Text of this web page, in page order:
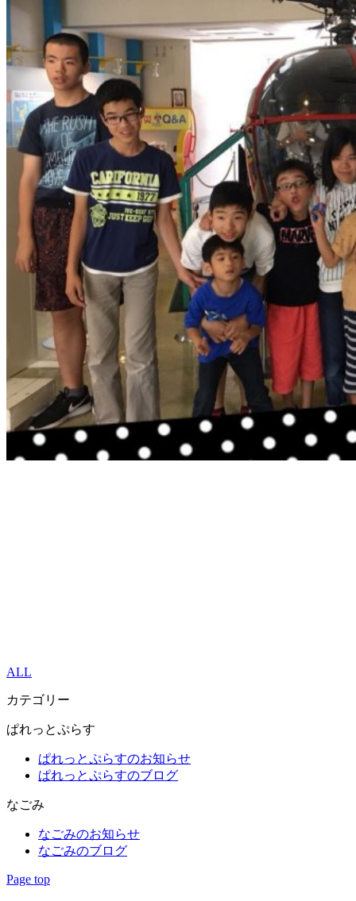
ALL
カテゴリー
ぱれっとぷらす
ぱれっとぷらすのお知らせ
ぱれっとぷらすのブログ
なごみ
なごみのお知らせ
なごみのブログ
Page top